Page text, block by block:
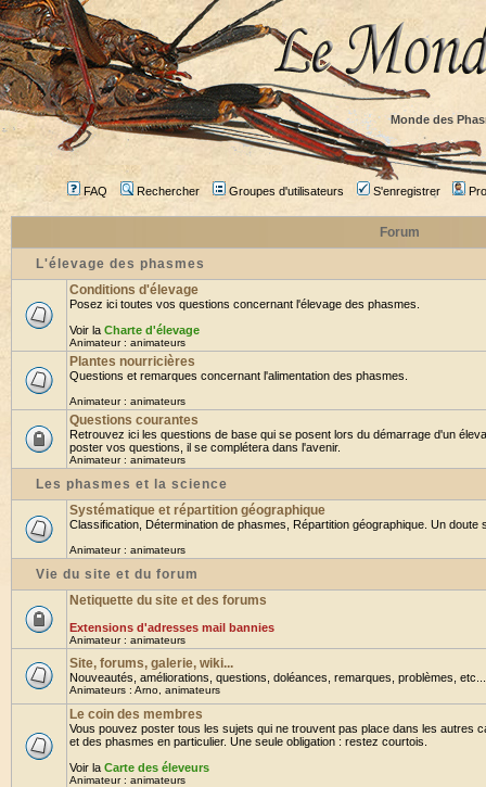
Monde des
FAQ Rechercher Groupes d'utilisateurs S'enregistrer
Forum
L'élevage des phasmes
Conditions d'élevage
Posez ici toutes vos questions concernant l'élevage des phasmes.
Voir la Charte d'élevage
Animateur : animateurs
Plantes nourricières
Questions et remarques concernant l'alimentation des phasmes.
Animateur : animateurs
Questions courantes
Retrouvez ici les questions de base qui se posent lors du démarrage d'un
poster vos questions, il se complétera dans l'avenir.
Animateur : animateurs
Les phasmes et la science
Systématique et répartition géographique
Classification, Détermination de phasmes, Répartition géographique. Un doute
Animateur : animateurs
Vie du site et du forum
Netiquette du site et des forums
Extensions d'adresses mail bannies
Animateur : animateurs
Site, forums, galerie, wiki...
Nouveautés, améliorations, questions, doléances, remarques, problèmes,
Animateurs : Arno animateurs
Le coin des membres
Vous pouvez poster tous les sujets qui ne trouvent pas place dans les autres
et des phasmes en particulier. Une seule obligation : restez courtois.
Voir la Carte des éleveurs
Animateur : animateurs